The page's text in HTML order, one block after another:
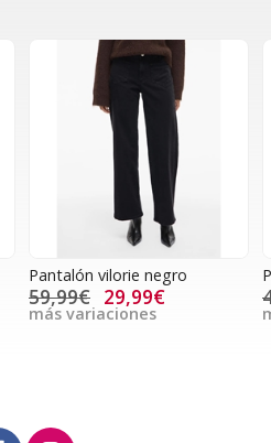
Pantalón vilorie negro
59,99€ 29,99€
más variaciones